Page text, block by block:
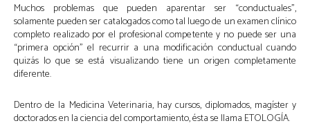
Muchos problemas que pueden aparentar ser “conductuales”,
solamente pueden ser catalogados como tal luego de un examen clínico
completo realizado por el profesional competente y no puede ser una
“primera opción” el recurrir a una modificación conductual cuando
quizás lo que se está visualizando tiene un origen completamente
diferente.
Dentro de la Medicina Veterinaria, hay cursos, diplomados, magíster y
doctorados en la ciencia del comportamiento, ésta se llama ETOLOGÍA.